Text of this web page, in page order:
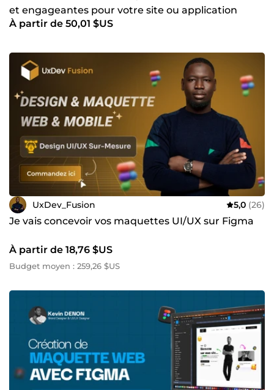
et engageantes pour votre site ou application
À partir de 50,01 $US
UxDev_Fusion 5,0 (26)
Je vais concevoir vos maquettes UI/UX sur Figma
À partir de 18,76 $US
Budget moyen : 259,26 $US